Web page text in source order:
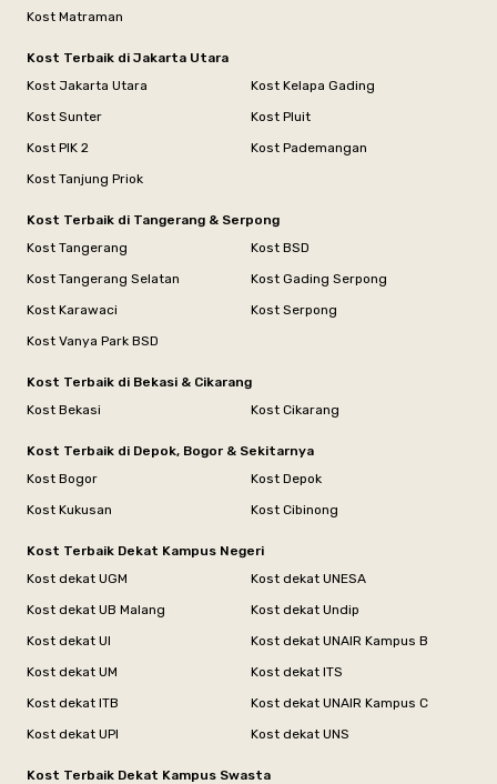
Kost Matraman
Kost Terbaik di Jakarta Utara
Kost Jakarta Utara
Kost Kelapa Gading
Kost Sunter
Kost Pluit
Kost PIK 2
Kost Pademangan
Kost Tanjung Priok
Kost Terbaik di Tangerang & Serpong
Kost Tangerang
Kost BSD
Kost Tangerang Selatan
Kost Gading Serpong
Kost Karawaci
Kost Serpong
Kost Vanya Park BSD
Kost Terbaik di Bekasi & Cikarang
Kost Bekasi
Kost Cikarang
Kost Terbaik di Depok, Bogor & Sekitarnya
Kost Bogor
Kost Depok
Kost Kukusan
Kost Cibinong
Kost Terbaik Dekat Kampus Negeri
Kost dekat UGM
Kost dekat UNESA
Kost dekat UB Malang
Kost dekat Undip
Kost dekat UI
Kost dekat UNAIR Kampus B
Kost dekat UM
Kost dekat ITS
Kost dekat ITB
Kost dekat UNAIR Kampus C
Kost dekat UPI
Kost dekat UNS
Kost Terbaik Dekat Kampus Swasta